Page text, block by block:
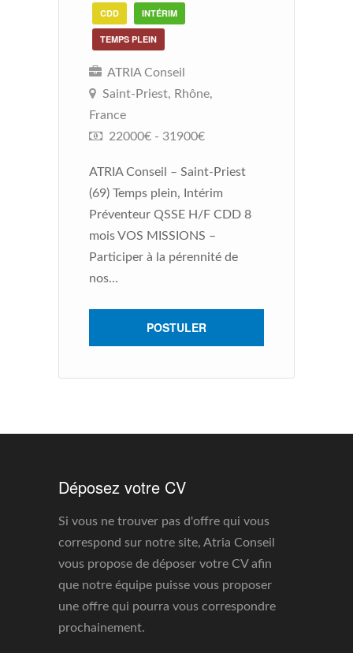
CDD INTÉRIM
TEMPS PLEIN
ATRIA Conseil
Saint-Priest, Rhône,
France
22000€ - 31900€
ATRIA Conseil – Saint-Priest
(69) Temps plein, Intérim
Préventeur QSSE H/F CDD 8
mois VOS MISSIONS –
Participer à la pérennité de
nos...
POSTULER
Déposez votre CV
Si vous ne trouver pas d'offre qui vous
correspond sur notre site, Atria Conseil
vous propose de déposer votre CV afin
que notre équipe puisse vous proposer
une offre qui pourra vous correspondre
prochainement.